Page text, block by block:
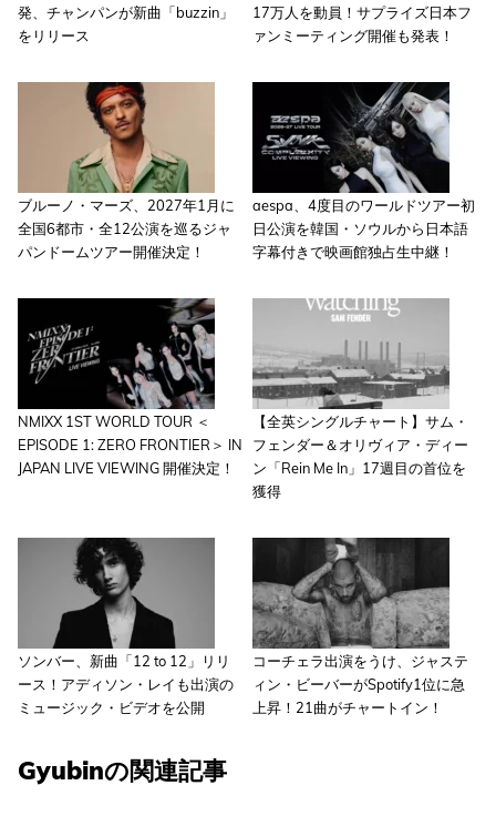
発、チャンパンが新曲「buzzin」
をリリース
17万人を動員！サプライズ日本フ
ァンミーティング開催も発表！
ブルーノ・マーズ、2027年1月に
全国6都市・全12公演を巡るジャ
パンドームツアー開催決定！
aespa、4度目のワールドツアー初
日公演を韓国・ソウルから日本語
字幕付きで映画館独占生中継！
NMIXX 1ST WORLD TOUR ＜
EPISODE 1: ZERO FRONTIER＞ IN
JAPAN LIVE VIEWING 開催決定！
【全英シングルチャート】サム・
フェンダー＆オリヴィア・ディー
ン「Rein Me In」17週目の首位を
獲得
ソンバー、新曲「12 to 12」リリ
ース！アディソン・レイも出演の
ミュージック・ビデオを公開
コーチェラ出演をうけ、ジャステ
ィン・ビーバーがSpotify1位に急
上昇！21曲がチャートイン！
Gyubinの関連記事